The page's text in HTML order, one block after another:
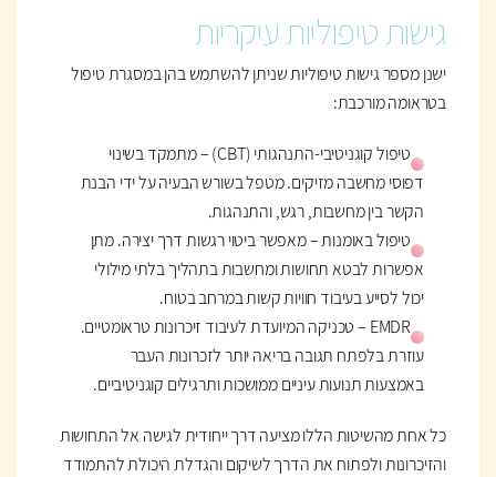
גישות טיפוליות עיקריות
ישנן מספר גישות טיפוליות שניתן להשתמש בהן במסגרת טיפול
בטראומה מורכבת:
טיפול קוגניטיבי-התנהגותי (CBT) – מתמקד בשינוי
דפוסי מחשבה מזיקים. מטפל בשורש הבעיה על ידי הבנת
הקשר בין מחשבות, רגש, והתנהגות.
טיפול באומנות – מאפשר ביטוי רגשות דרך יצירה. מתן
אפשרות לבטא תחושות ומחשבות בתהליך בלתי מילולי
יכול לסייע בעיבוד חוויות קשות במרחב בטוח.
EMDR – טכניקה המיועדת לעיבוד זיכרונות טראומטיים.
עוזרת בלפתח תגובה בריאה יותר לזכרונות העבר
באמצעות תנועות עיניים ממושכות ותרגילים קוגניטיביים.
כל אחת מהשיטות הללו מציעה דרך ייחודית לגישה אל התחושות
והזיכרונות ולפתוח את הדרך לשיקום והגדלת היכולת להתמודד